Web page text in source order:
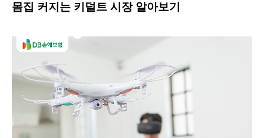
몸집 커지는 키덜트 시장 알아보기